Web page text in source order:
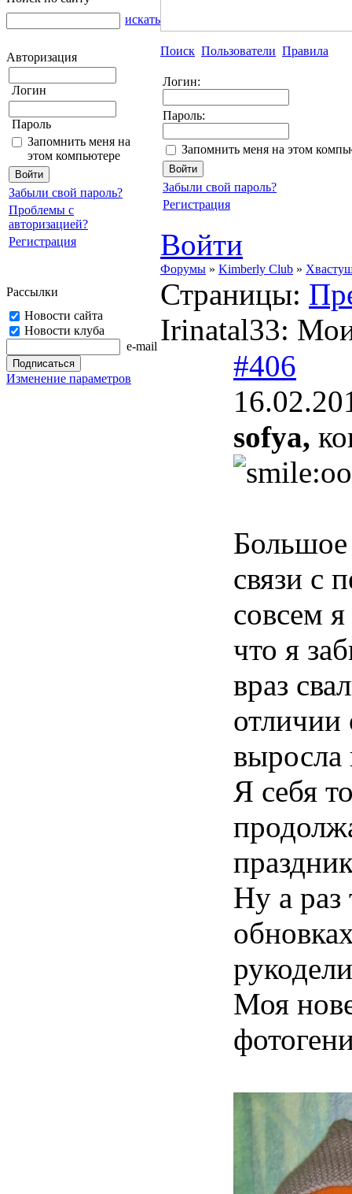
искать
Авторизация
Логин
Пароль
Запомнить меня на
этом компьютере
Забыли свой пароль?
Проблемы с
авторизацией?
Регистрация
Рассылки
Новости сайта
Новости клуба
e-mail
Изменение параметров
Поиск Пользователи Правила
Логин:
Пароль:
Запомнить меня на этом
Забыли свой пароль?
Регистрация
Войти
Форумы » Kimberly Club »
Страницы:
Irinatal33:
#406
sofya,
Большое
связи с
совсем я
что я
враз
отличии
Я себя
Ну а раз
Моя